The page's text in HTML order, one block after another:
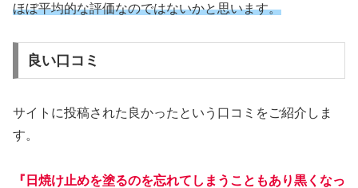
ほぼ平均的な評価なのではないかと思います。
良い口コミ
サイトに投稿された良かったという口コミをご紹介しま
す。
『日焼け止めを塗るのを忘れてしまうこともあり黒くなっ